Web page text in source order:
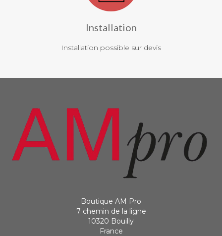
Installation
Installation possible sur devis
Boutique AM Pro
7 chemin de la ligne
10320 Bouilly
France